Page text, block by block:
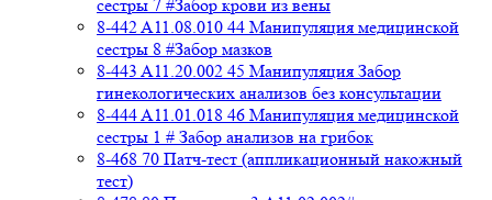
сестры 7 #Забор крови из вены
8-442 A11.08.010 44 Манипуляция медицинской
сестры 8 #Забор мазков
8-443 A11.20.002 45 Манипуляция Забор
гинекологических анализов без консультации
8-444 A11.01.018 46 Манипуляция медицинской
сестры 1 # Забор анализов на грибок
8-468 70 Патч-тест (аппликационный накожный
тест)